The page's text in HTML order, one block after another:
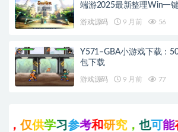
端游2025最新整理Win一
游戏源码 9 月前 56
Y571–GBA小游戏下载：
包下载
游戏源码 9 月前 77
学习参考和研究，也可 能存在未